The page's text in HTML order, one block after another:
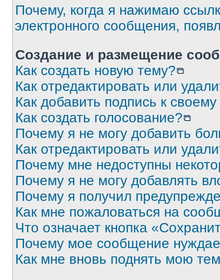
Почему, когда я нажимаю
электронного сообщения,
Создание и размещение
Как создать новую тему?
Как отредактировать или
Как добавить подпись к
Как создать голосование?
Почему я не могу добавить
Как отредактировать или
Почему мне недоступны
Почему я не могу добавлять
Почему я получил
Как мне пожаловаться на
Что означает кнопка
Почему мое сообщение
Как мне вновь поднять мою